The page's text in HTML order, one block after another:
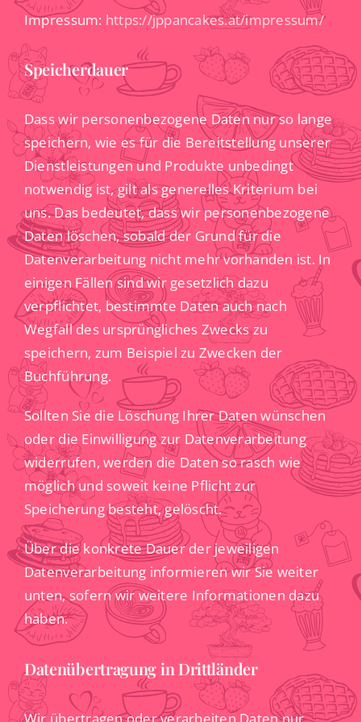
Impressum: https://jppancakes.at/impressum/
Speicherdauer
Dass wir personenbezogene Daten nur so lange
speichern, wie es für die Bereitstellung unserer
Dienstleistungen und Produkte unbedingt
notwendig ist, gilt als generelles Kriterium bei
uns. Das bedeutet, dass wir personenbezogene
Daten löschen, sobald der Grund für die
Datenverarbeitung nicht mehr vorhanden ist. In
einigen Fällen sind wir gesetzlich dazu
verpflichtet, bestimmte Daten auch nach
Wegfall des ursprüngliches Zwecks zu
speichern, zum Beispiel zu Zwecken der
Buchführung.
Sollten Sie die Löschung Ihrer Daten wünschen
oder die Einwilligung zur Datenverarbeitung
widerrufen, werden die Daten so rasch wie
möglich und soweit keine Pflicht zur
Speicherung besteht, gelöscht.
Über die konkrete Dauer der jeweiligen
Datenverarbeitung informieren wir Sie weiter
unten, sofern wir weitere Informationen dazu
haben.
Datenübertragung in Drittländer